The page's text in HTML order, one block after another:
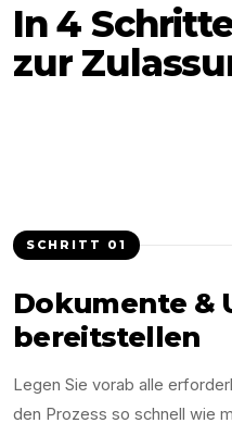
In 4
zur
SCHRITT 01
Dokumente &
bereitstellen
Legen Sie vorab alle
den Prozess so schnell wie